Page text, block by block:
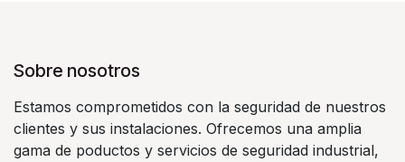
Sobre nosotros
Estamos comprometidos con la seguridad de nuestros
clientes y sus instalaciones. Ofrecemos una amplia
gama de poductos y servicios de seguridad industrial,